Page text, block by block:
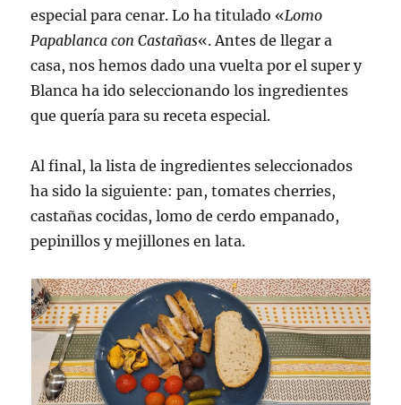
especial para cenar. Lo ha titulado «Lomo
Papablanca con Castañas«. Antes de llegar a
casa, nos hemos dado una vuelta por el super y
Blanca ha ido seleccionando los ingredientes
que quería para su receta especial.
Al final, la lista de ingredientes seleccionados
ha sido la siguiente: pan, tomates cherries,
castañas cocidas, lomo de cerdo empanado,
pepinillos y mejillones en lata.